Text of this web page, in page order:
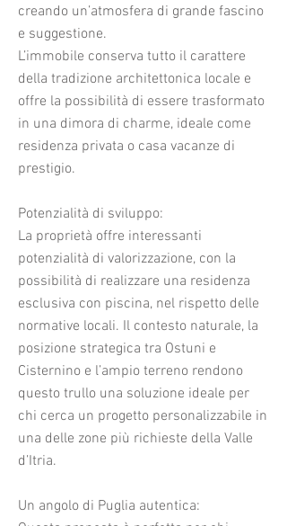
creando un’atmosfera di grande fascino
e suggestione.
L’immobile conserva tutto il carattere
della tradizione architettonica locale e
offre la possibilità di essere trasformato
in una dimora di charme, ideale come
residenza privata o casa vacanze di
prestigio.
Potenzialità di sviluppo:
La proprietà offre interessanti
potenzialità di valorizzazione, con la
possibilità di realizzare una residenza
esclusiva con piscina, nel rispetto delle
normative locali. Il contesto naturale, la
posizione strategica tra Ostuni e
Cisternino e l’ampio terreno rendono
questo trullo una soluzione ideale per
chi cerca un progetto personalizzabile in
una delle zone più richieste della Valle
d’Itria.
Un angolo di Puglia autentica: